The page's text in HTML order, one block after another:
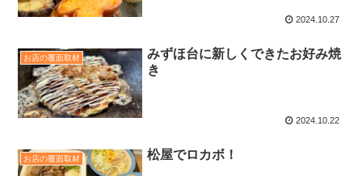
2024.10.27
お店の覆面取材
みずほ台に新しくできたお好み焼
き
2024.10.22
お店の覆面取材 松屋でロカボ！